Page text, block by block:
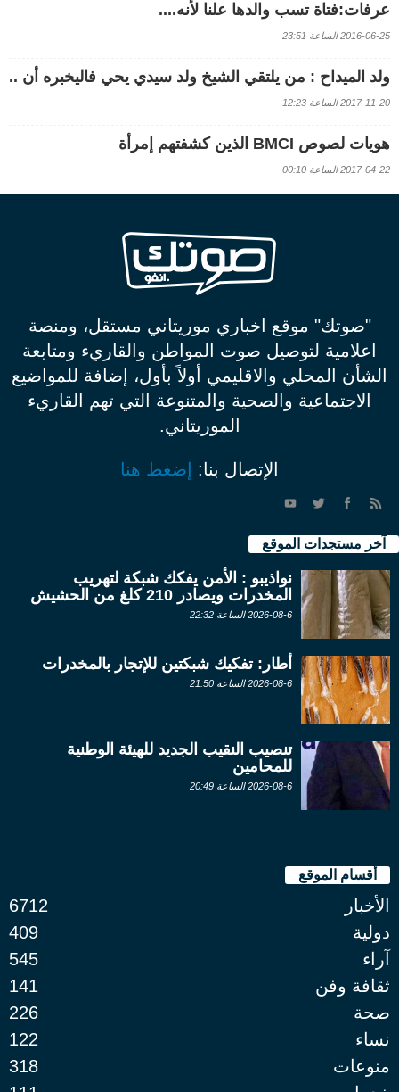
عرفات:فتاة تسب والدها علنا لأنه....
2016-06-25 الساعة 23:51
ولد الميداح : من يلتقي الشيخ ولد سيدي يحي فاليخبره أن ..
2017-11-20 الساعة 12:23
هويات لصوص BMCI الذين كشفتهم إمرأة
2017-04-22 الساعة 00:10
"صوتك" موقع اخباري موريتاني مستقل، ومنصة
اعلامية لتوصيل صوت المواطن والقاريء ومتابعة
الشأن المحلي والاقليمي أولاً بأول، إضافة للمواضيع
الاجتماعية والصحية والمتنوعة التي تهم القاريء
الموريتاني.
الإتصال بنا: إضغط هنا
آخر مستجدات الموقع
نواذيبو : الأمن يفكك شبكة لتهريب
المخدرات ويصادر 210 كلغ من الحشيش
2026-08-6 الساعة 22:32
أطار: تفكيك شبكتين للإتجار بالمخدرات
2026-08-6 الساعة 21:50
تنصيب النقيب الجديد للهيئة الوطنية
للمحامين
2026-08-6 الساعة 20:49
أقسام الموقع
الأخبار
6712
دولية
409
آراء
545
ثقافة وفن
141
صحة
226
نساء
122
منوعات
318